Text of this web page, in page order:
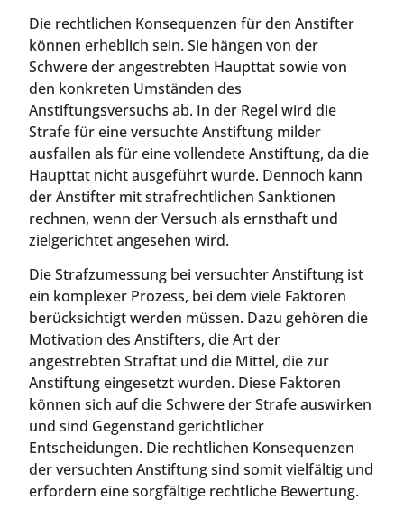
Die rechtlichen Konsequenzen für den Anstifter
können erheblich sein. Sie hängen von der
Schwere der angestrebten Haupttat sowie von
den konkreten Umständen des
Anstiftungsversuchs ab. In der Regel wird die
Strafe für eine versuchte Anstiftung milder
ausfallen als für eine vollendete Anstiftung, da die
Haupttat nicht ausgeführt wurde. Dennoch kann
der Anstifter mit strafrechtlichen Sanktionen
rechnen, wenn der Versuch als ernsthaft und
zielgerichtet angesehen wird.
Die Strafzumessung bei versuchter Anstiftung ist
ein komplexer Prozess, bei dem viele Faktoren
berücksichtigt werden müssen. Dazu gehören die
Motivation des Anstifters, die Art der
angestrebten Straftat und die Mittel, die zur
Anstiftung eingesetzt wurden. Diese Faktoren
können sich auf die Schwere der Strafe auswirken
und sind Gegenstand gerichtlicher
Entscheidungen. Die rechtlichen Konsequenzen
der versuchten Anstiftung sind somit vielfältig und
erfordern eine sorgfältige rechtliche Bewertung.